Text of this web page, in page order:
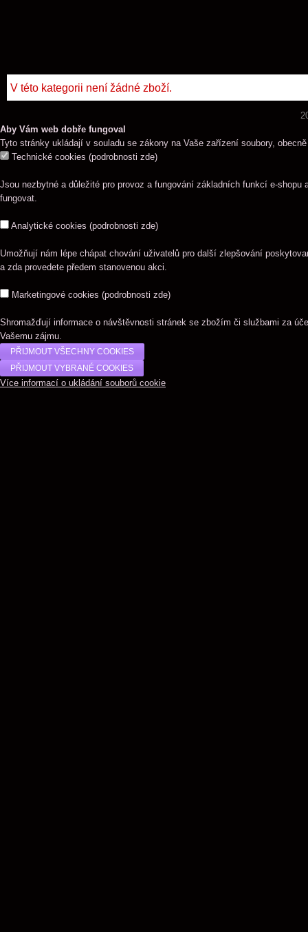
V této kategorii není žádné zboží.
Aby Vám web dobře fungoval
Tyto stránky ukládají v souladu se zákony na Vaše zařízení soubory,
Technické cookies (podrobnosti zde)
Jsou nezbytné a důležité pro provoz a fungování základních funkcí e-
fungovat.
Analytické cookies (podrobnosti zde)
Umožňují nám lépe chápat chování uživatelů pro další zlepšování
a zda provedete předem stanovenou akci.
Marketingové cookies (podrobnosti zde)
Shromažďují informace o návštěvnosti stránek se zbožím či službami za
Vašemu zájmu.
Více informací o ukládání souborů cookie